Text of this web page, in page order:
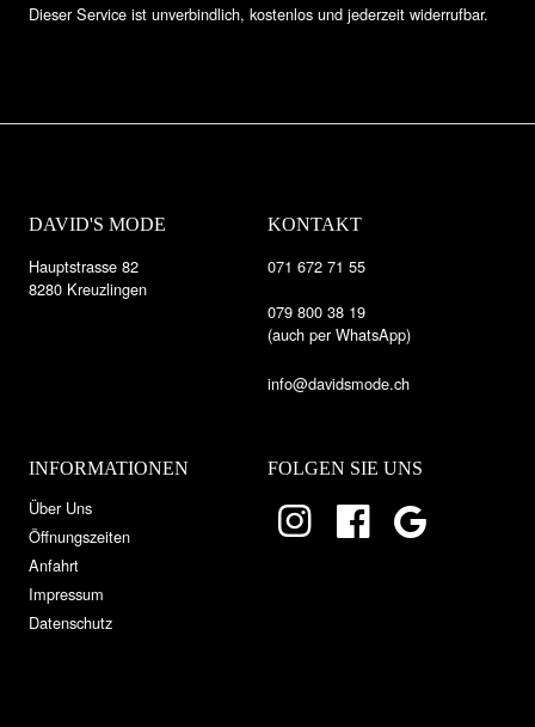
Dieser Service ist unverbindlich, kostenlos und jederzeit widerrufbar.
DAVID'S MODE
Hauptstrasse 82
8280 Kreuzlingen
KONTAKT
071 672 71 55
079 800 38 19
(auch per WhatsApp)
info@davidsmode.ch
INFORMATIONEN
Über Uns
Öffnungszeiten
Anfahrt
Impressum
Datenschutz
FOLGEN SIE UNS